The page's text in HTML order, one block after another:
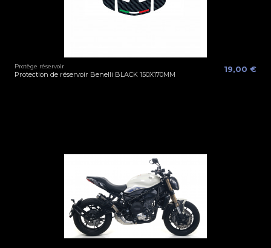
Protège réservoir
Protection de réservoir Benelli BLACK 150X170MM
19,00 €